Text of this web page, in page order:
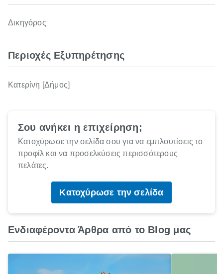
Δικηγόρος
Περιοχές Εξυπηρέτησης
Κατερίνη [Δήμος]
Σου ανήκει η επιχείρηση;
Κατοχύρωσε την σελίδα σου για να εμπλουτίσεις το
προφίλ και να προσελκύσεις περισσότερους
πελάτες.
Κατοχύρωσε την σελίδα
Ενδιαφέροντα Άρθρα από το Blog μας